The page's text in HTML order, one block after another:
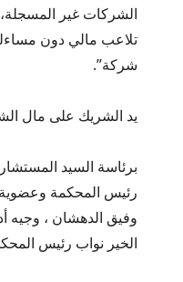
الشركات غير
تلاعب مالي دون
شركة”.
يد الشريك على مال
برئاسة السيد
رئيس المحكمة
وفيق الدهشان ، وجيه
الخير نواب رئيس